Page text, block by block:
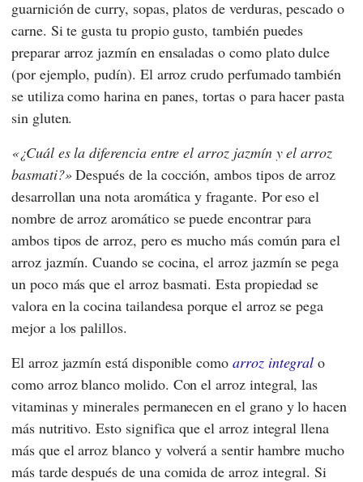
guarnición de curry, sopas, platos de verduras, pescado o
carne. Si te gusta tu propio gusto, también puedes
preparar arroz jazmín en ensaladas o como plato dulce
(por ejemplo, pudín). El arroz crudo perfumado también
se utiliza como harina en panes, tortas o para hacer pasta
sin gluten.
¿Cuál es la diferencia entre el arroz jazmín y el arroz
basmati? Después de la cocción, ambos tipos de arroz
desarrollan una nota aromática y fragante. Por eso el
nombre de arroz aromático se puede encontrar para
ambos tipos de arroz, pero es mucho más común para el
arroz jazmín. Cuando se cocina, el arroz jazmín se pega
un poco más que el arroz basmati. Esta propiedad se
valora en la cocina tailandesa porque el arroz se pega
mejor a los palillos.
El arroz jazmín está disponible comoarroz integral o
como arroz blanco molido. Con el arroz integral, las
vitaminas y minerales permanecen en el grano y lo hacen
más nutritivo. Esto significa que el arroz integral llena
más que el arroz blanco y volverá a sentir hambre mucho
más tarde después de una comida de arroz integral. Si